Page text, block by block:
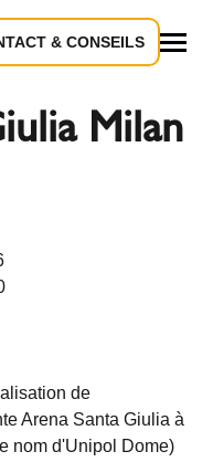
& CONSEILS
Milan
de
Arena Santa Giulia à
nom d'Unipol Dome)